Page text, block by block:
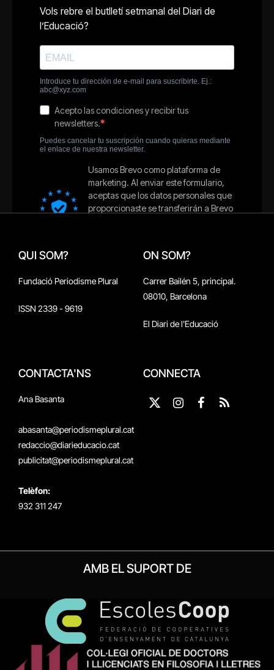
QUI SOM?
Fundació Periodisme Plural
ISSN 2339 - 9619
ON SOM?
Carrer Bailén 5, principal.
08010, Barcelona
El Diari de l'Educació
CONTACTA'NS
Ana Basanta
abasanta@periodismeplural.cat
redaccio@diarieducacio.cat
publicitat@periodismeplural.cat
Telèfon:
932 311 247
CONNECTA
X
Instagram
Facebook
RSS
AMB EL SUPORT DE